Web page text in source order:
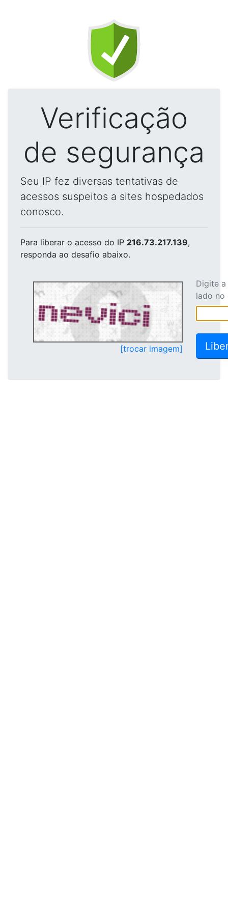
Verificação
de segurança
Seu IP fez diversas tentativas de
acessos suspeitos a sites hospedados
conosco.
Para liberar o acesso do IP 216.73.217.139,
responda ao desafio abaixo.
[trocar imagem]
Digite
lado no